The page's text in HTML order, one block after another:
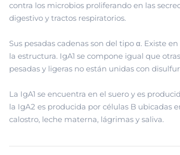
contra los microbios proliferando en las
digestivo y tractos respiratorios.
Sus pesadas cadenas son del tipo α. Existe
la estructura. IgA1 se compone igual que
pesadas y ligeras no están unidas con
La IgA1 se encuentra en el suero y es
la IgA2 es producida por células B ubicadas
calostro, leche materna, lágrimas y saliva.